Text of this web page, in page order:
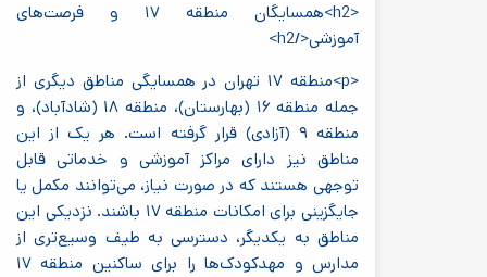
<h2>همسایگان منطقه ۱۷ و فرصت‌های
آموزشی</h2>
<p>منطقه ۱۷ تهران در همسایگی مناطق دیگری از
جمله منطقه ۱۶ (بهارستان)، منطقه ۱۸ (شادآباد)، و
منطقه ۹ (آزادی) قرار گرفته است. هر یک از این
مناطق نیز دارای مراکز آموزشی و خدماتی قابل
توجهی هستند که در صورت نیاز، می‌توانند مکمل یا
جایگزینی برای امکانات منطقه ۱۷ باشند. نزدیکی این
مناطق به یکدیگر، دسترسی به طیف وسیع‌تری از
مدارس و مهدکودک‌ها را برای ساکنین منطقه ۱۷